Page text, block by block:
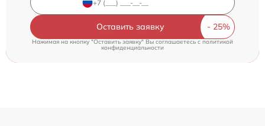
Оставить заявку
Нажимая на кнопку "Оставить заявку" Вы соглашаетесь cполитикой
конфиденциальности